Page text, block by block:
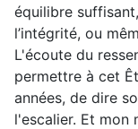
équilibre
l’intégrité, ou
L'écoute du
permettre à cet
années, de dire
l'escalier. Et mon